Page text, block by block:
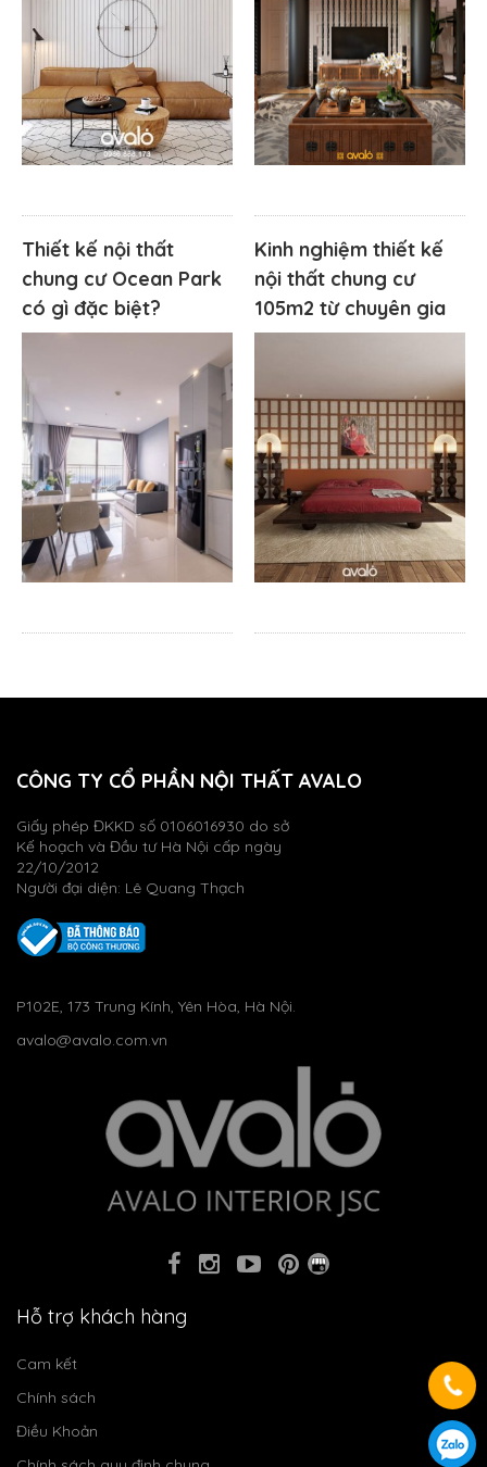
Thiết kế nội thất
chung cư Ocean Park
có gì đặc biệt?
Kinh nghiệm thiết kế
nội thất chung cư
105m2 từ chuyên gia
CÔNG TY CỔ PHẦN NỘI THẤT AVALO
Giấy phép ĐKKD số 0106016930 do sở
Kế hoạch và Đầu tư Hà Nội cấp ngày
22/10/2012
Người đại diện: Lê Quang Thạch
P102E, 173 Trung Kính, Yên Hòa, Hà Nội.
avalo@avalo.com.vn
Hỗ trợ khách hàng
Cam kết
Chính sách
Điều Khoản